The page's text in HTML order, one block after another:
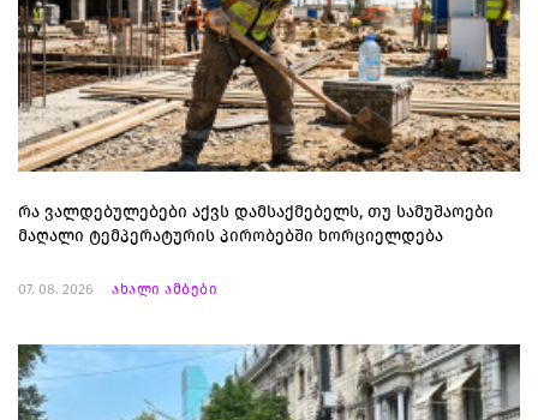
რა ვალდებულებები აქვს დამსაქმებელს, თუ სამუშაოები
მაღალი ტემპერატურის პირობებში ხორციელდება
07. 08. 2026 ახალი ამბები